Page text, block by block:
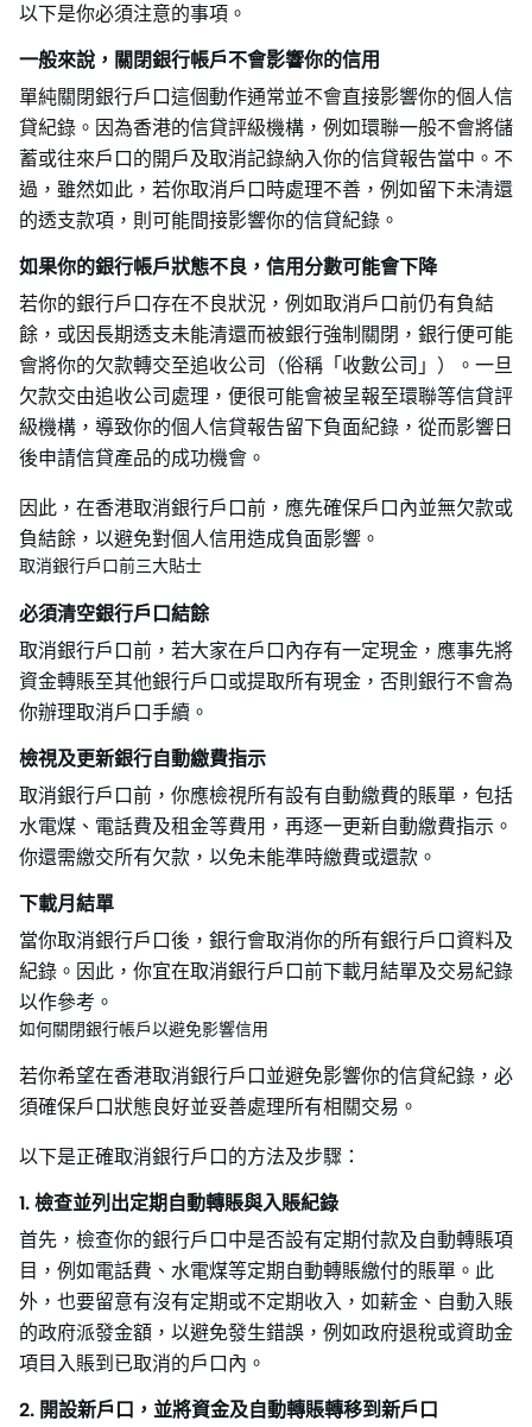
以下是你必須注意的事項。
一般來說，關閉銀行帳戶不會影響你的信用
單純關閉銀行戶口這個動作通常並不會直接影響你的個人信
貸紀錄。因為香港的信貸評級機構，例如環聯一般不會將儲
蓄或往來戶口的開戶及取消記錄納入你的信貸報告當中。不
過，雖然如此，若你取消戶口時處理不善，例如留下未清還
的透支款項，則可能間接影響你的信貸紀錄。
如果你的銀行帳戶狀態不良，信用分數可能會下降
若你的銀行戶口存在不良狀況，例如取消戶口前仍有負結
餘，或因長期透支未能清還而被銀行強制關閉，銀行便可能
會將你的欠款轉交至追收公司（俗稱「收數公司」）。一旦
欠款交由追收公司處理，便很可能會被呈報至環聯等信貸評
級機構，導致你的個人信貸報告留下負面紀錄，從而影響日
後申請信貸產品的成功機會。
因此，在香港取消銀行戶口前，應先確保戶口內並無欠款或
負結餘，以避免對個人信用造成負面影響。
取消銀行戶口前三大貼士
必須清空銀行戶口結餘
取消銀行戶口前，若大家在戶口內存有一定現金，應事先將
資金轉賬至其他銀行戶口或提取所有現金，否則銀行不會為
你辦理取消戶口手續。
檢視及更新銀行自動繳費指示
取消銀行戶口前，你應檢視所有設有自動繳費的賬單，包括
水電煤、電話費及租金等費用，再逐一更新自動繳費指示。
你還需繳交所有欠款，以免未能準時繳費或還款。
下載月結單
當你取消銀行戶口後，銀行會取消你的所有銀行戶口資料及
紀錄。因此，你宜在取消銀行戶口前下載月結單及交易紀錄
以作參考。
如何關閉銀行帳戶以避免影響信用
若你希望在香港取消銀行戶口並避免影響你的信貸紀錄，必
須確保戶口狀態良好並妥善處理所有相關交易。
以下是正確取消銀行戶口的方法及步驟：
1. 檢查並列出定期自動轉賬與入賬紀錄
首先，檢查你的銀行戶口中是否設有定期付款及自動轉賬項
目，例如電話費、水電煤等定期自動轉賬繳付的賬單。此
外，也要留意有沒有定期或不定期收入，如薪金、自動入賬
的政府派發金額，以避免發生錯誤，例如政府退稅或資助金
項目入賬到已取消的戶口內。
2. 開設新戶口，並將資金及自動轉賬轉移到新戶口